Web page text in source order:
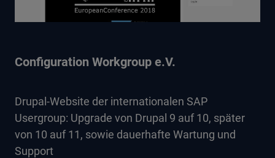
Configuration Workgroup e.V.
Drupal-Website der internationalen SAP
Usergroup: Upgrade von Drupal 9 auf 10, später
von 10 auf 11, sowie dauerhafte Wartung und
Support